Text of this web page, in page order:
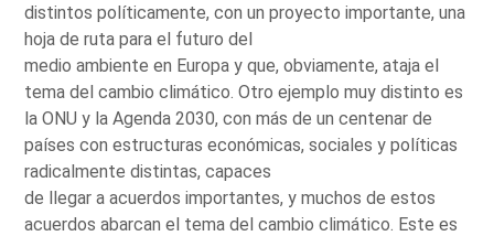
distintos políticamente, con un proyecto importante, una
hoja de ruta para el futuro del
medio ambiente en Europa y que, obviamente, ataja el
tema del cambio climático. Otro ejemplo muy distinto es
la ONU y la Agenda 2030, con más de un centenar de
países con estructuras económicas, sociales y políticas
radicalmente distintas, capaces
de llegar a acuerdos importantes, y muchos de estos
acuerdos abarcan el tema del cambio climático. Este es